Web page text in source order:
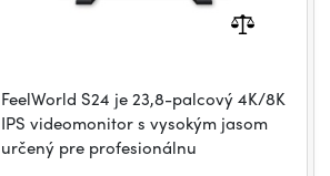
FeelWorld S24 je 23,8-palcový 4K/8K
IPS videomonitor s vysokým jasom
určený pre profesionálnu